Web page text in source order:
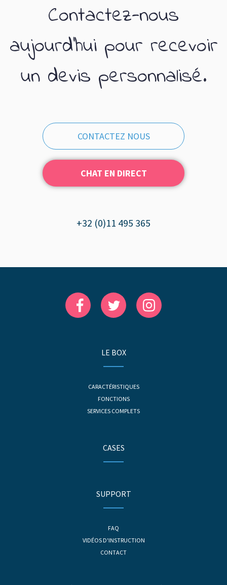
Contactez-nous
aujourd'hui pour recevoir
un devis personnalisé.
CONTACTEZ NOUS
CHAT EN DIRECT
+32 (0)11 495 365
LE BOX
CARACTÉRISTIQUES
FONCTIONS
SERVICES COMPLETS
CASES
SUPPORT
FAQ
VIDÉOS D'INSTRUCTION
CONTACT